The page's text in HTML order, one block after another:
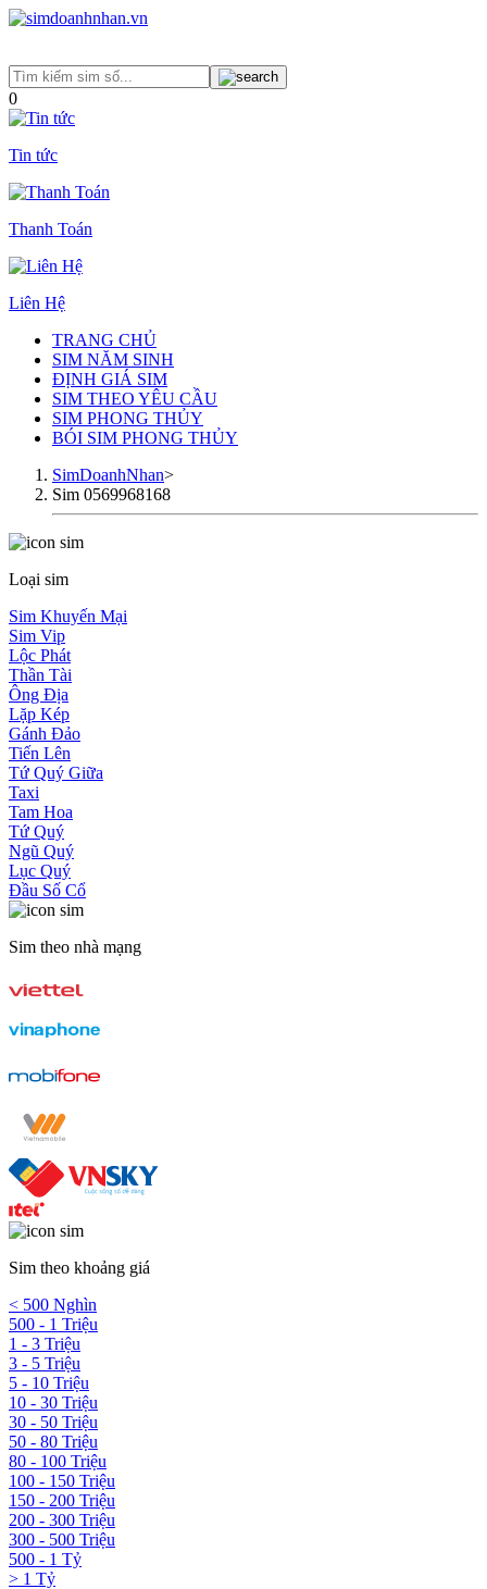
0
Tin tức
Thanh Toán
Liên Hệ
TRANG CHỦ
SIM NĂM SINH
ĐỊNH GIÁ SIM
SIM THEO YÊU CẦU
SIM PHONG THỦY
BÓI SIM PHONG THỦY
SimDoanhNhan>
Sim 0569968168
Loại sim
Sim Khuyến Mại
Sim Vip
Lộc Phát
Thần Tài
Ông Địa
Lặp Kép
Gánh Đảo
Tiến Lên
Tứ Quý Giữa
Taxi
Tam Hoa
Tứ Quý
Ngũ Quý
Lục Quý
Đầu Số Cổ
Sim theo nhà mạng
Sim theo khoảng giá
< 500 Nghìn
500 - 1 Triệu
1 - 3 Triệu
3 - 5 Triệu
5 - 10 Triệu
10 - 30 Triệu
30 - 50 Triệu
50 - 80 Triệu
80 - 100 Triệu
100 - 150 Triệu
150 - 200 Triệu
200 - 300 Triệu
300 - 500 Triệu
500 - 1 Tỷ
> 1 Tỷ